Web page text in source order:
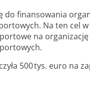
do finansowania
Na ten cel
na
500 tys. euro na